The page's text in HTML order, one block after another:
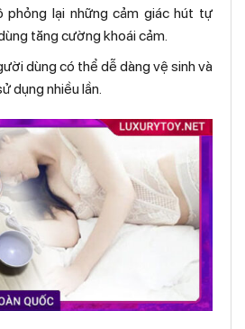
phỏng lại những cảm giác hút tự
tăng cường khoái cảm.
dùng có thể dễ dàng vệ sinh và
dụng nhiều lần.